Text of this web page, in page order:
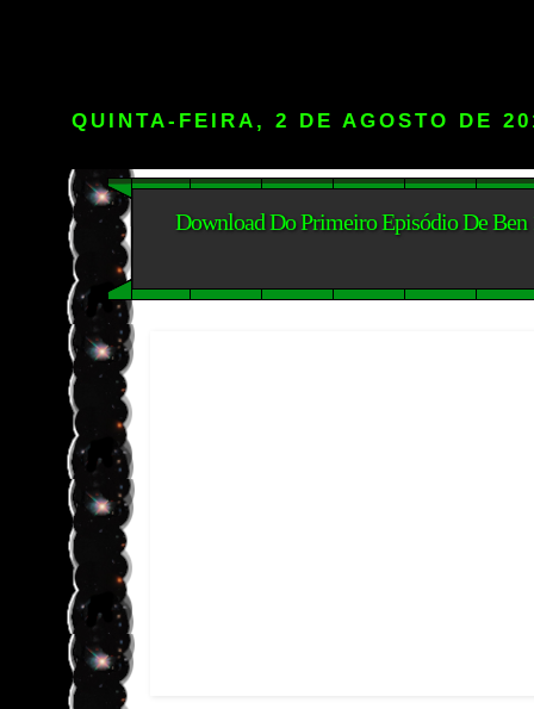
QUINTA-FEIRA, 2 DE AGOSTO DE
Download Do Primeiro Episódio De Ben